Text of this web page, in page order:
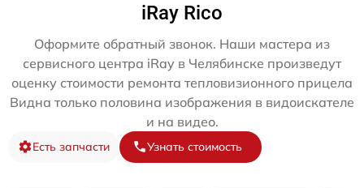
iRay Rico
Оформите обратный звонок. Наши мастера из
сервисного центра iRay в Челябинске произведут
оценку стоимости ремонта тепловизионного прицела
Видна только половина изображения в видоискателе
и на видео.
Есть запчасти Узнать стоимость